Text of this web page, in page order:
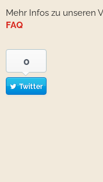
Mehr Infos zu unseren
FAQ
0
Twitter